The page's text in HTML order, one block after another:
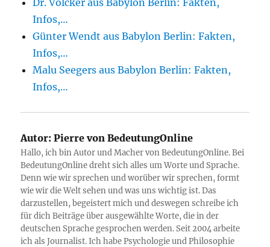
Dr. Völcker aus Babylon Berlin: Fakten,
Infos,…
Günter Wendt aus Babylon Berlin: Fakten,
Infos,…
Malu Seegers aus Babylon Berlin: Fakten,
Infos,…
Autor: Pierre von BedeutungOnline
Hallo, ich bin Autor und Macher von BedeutungOnline. Bei
BedeutungOnline dreht sich alles um Worte und Sprache.
Denn wie wir sprechen und worüber wir sprechen, formt
wie wir die Welt sehen und was uns wichtig ist. Das
darzustellen, begeistert mich und deswegen schreibe ich
für dich Beiträge über ausgewählte Worte, die in der
deutschen Sprache gesprochen werden. Seit 2004 arbeite
ich als Journalist. Ich habe Psychologie und Philosophie